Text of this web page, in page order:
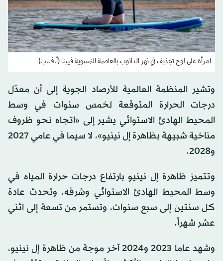
امرأة على لوح تجذيف في نهر الدانوب بالعاصمة النمسوية فيينا (أ.ف.ب)
وتشير المنظمة العالمية للأرصاد الجوية إلى أن معدّل
درجات الحرارة المتوقعة لخمس سنوات في وسط
المحيط الهادئ الاستوائي يشير إلى «اتجاه نحو ظروف
مناخية شبيهة بظاهرة إل نينيو»، لا سيما في عامي 2027
و2028.
وتتميز ظاهرة إل نينيو بارتفاع درجات حرارة المياه في
وسط المحيط الهادئ الاستوائي وشرقه. وتحدث عادة
كل سنتين إلى سبع سنوات، وتستمر من تسعة إلى اثني
عشر شهراً.
وشهد عاما 2023 و2024 آخر موجة من ظاهرة إل نينيو،